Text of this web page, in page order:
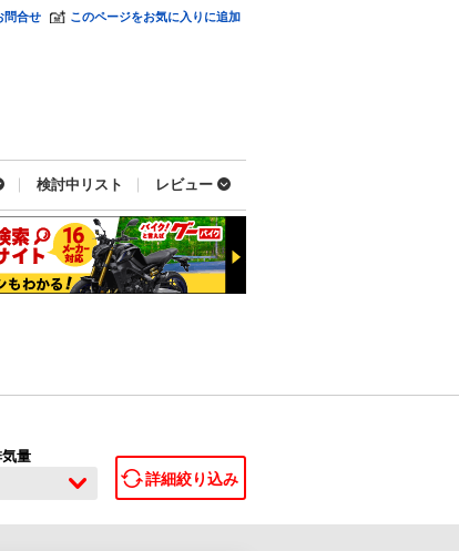
問合せ このページをお気に入りに追加
検討中リスト レビュー
量
詳細絞り込み